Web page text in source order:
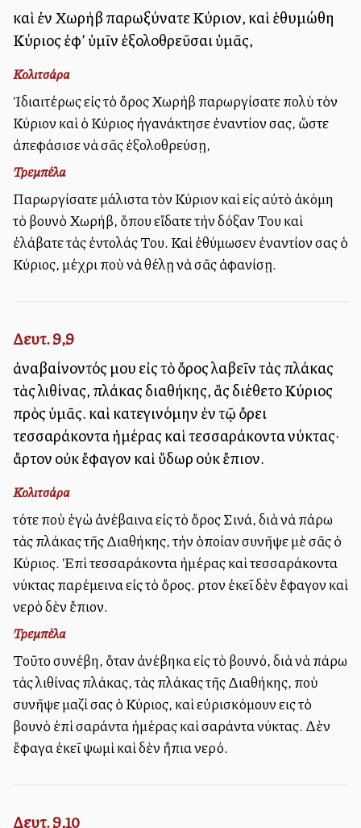
καὶ ἐν Χωρὴβ παρωξύνατε Κύριον, καὶ ἐθυμώθη
Κύριος ἐφ’ ὑμῖν ἐξολοθρεῦσαι ὑμᾶς,
Κολιτσάρα
Ἰδιαιτέρως εἰς τὸ ὄρος Χωρὴβ παρωργίσατε πολὺ τὸν
Κύριον καὶ ὁ Κύριος ἠγανάκτησε ἐναντίον σας, ὥστε
ἀπεφάσισε νὰ σᾶς ἐξολοθρεύσῃ,
Τρεμπέλα
Παρωργίσατε μάλιστα τὸν Κύριον καὶ εἰς αὐτὸ ἀκόμη
τὸ βουνὸ Χωρήβ, ὅπου εἴδατε τὴν δόξαν Του καὶ
ἐλάβατε τὰς ἐντολάς Του. Καὶ ἐθύμωσεν ἐναντίον σας ὁ
Κύριος, μέχρι ποὺ νὰ θέλῃ νὰ σᾶς ἀφανίσῃ.
Δευτ. 9,9
ἀναβαίνοντός μου εἰς τὸ ὄρος λαβεῖν τὰς πλάκας
τὰς λιθίνας, πλάκας διαθήκης, ἃς διέθετο Κύριος
πρὸς ὑμᾶς. καὶ κατεγινόμην ἐν τῷ ὄρει
τεσσαράκοντα ἡμέρας καὶ τεσσαράκοντα νύκτας·
ἄρτον οὐκ ἔφαγον καὶ ὕδωρ οὐκ ἔπιον.
Κολιτσάρα
τότε ποὺ ἐγὼ ἀνέβαινα εἰς τὸ ὄρος Σινά, διὰ νὰ πάρω
τὰς πλάκας τῆς Διαθήκης, τὴν ὁποίαν συνῆψε μὲ σᾶς ὁ
Κύριος. Ἐπὶ τεσσαράκοντα ἡμέρας καὶ τεσσαράκοντα
νύκτας παρέμεινα εἰς τὸ ὄρος. Ἄρτον ἐκεῖ δὲν ἔφαγον καὶ
νερὸ δὲν ἔπιον.
Τρεμπέλα
Τοῦτο συνέβη, ὅταν ἀνέβηκα εἰς τὸ βουνό, διὰ νὰ πάρω
τὰς λιθίνας πλάκας, τὰς πλάκας τῆς Διαθήκης, ποὺ
συνῆψε μαζί σας ὁ Κύριος, καὶ εὐρισκόμουν εις τὸ
βουνὸ ἐπὶ σαράντα ἡμέρας καὶ σαράντα νύκτας. Δὲν
ἔφαγα ἐκεῖ ψωμὶ καὶ δὲν ἤπια νερό.
Δευτ. 9,10